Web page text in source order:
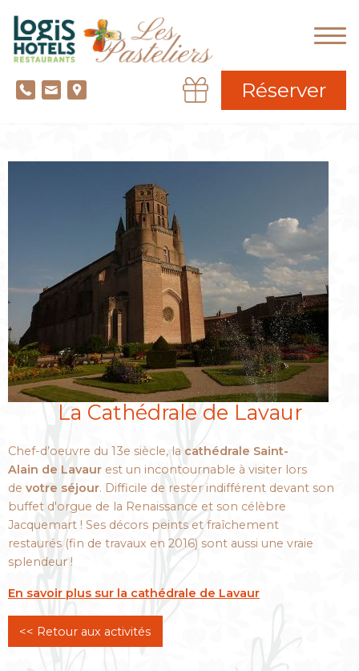
Réserver
La Cathédrale de Lavaur
Chef-d’oeuvre du 13e siècle, la cathédrale Saint-
Alain de Lavaur est un incontournable à visiter lors
de votre séjour. Difficile de rester indifférent devant son
buffet d'orgue de la Renaissance et son célèbre
Jacquemart ! Ses décors peints et fraîchement
restaurés (fin de travaux en 2016) sont aussi une vraie
splendeur !
En savoir plus sur la cathédrale de Lavaur
<< Retour aux activités